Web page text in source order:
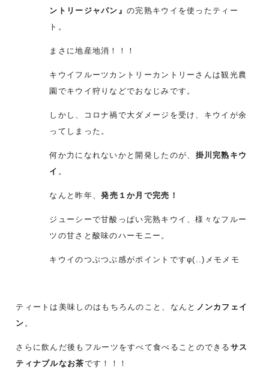
ントリージャパン』の完熟キウイを使ったティー
ト。
まさに地産地消！！！
キウイフルーツカントリーカントリーさんは観光農
園でキウイ狩りなどでおなじみです。
しかし、コロナ禍で大ダメージを受け、キウイが余
ってしまった。
何か力になれないかと開発したのが、 掛川完熟キウ
イ 。
なんと昨年、発売１か月で完売！
ジューシーで甘酸っぱい完熟キウイ、様々なフルー
ツの甘さと酸味のハーモニー。
キウイのつぶつぶ感がポイントですφ(..)メモメモ
ティートは美味しのはもちろんのこと、なんと ノンカフェイ
ン 。
さらに飲んだ後もフルーツをすべて食べることのできる サス
ティナブルなお茶です！！！